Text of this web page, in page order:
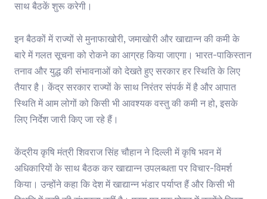
साथ बैठकें शुरू करेगी।
इन बैठकों में राज्यों से मुनाफाखोरी, जमाखोरी और खाद्यान्न की कमी के
बारे में गलत सूचना को रोकने का आग्रह किया जाएगा। भारत-पाकिस्तान
तनाव और युद्ध की संभावनाओं को देखते हुए सरकार हर स्थिति के लिए
तैयार है। केंद्र सरकार राज्यों के साथ निरंतर संपर्क में है और आपात
स्थिति में आम लोगों को किसी भी आवश्यक वस्तु की कमी न हो, इसके
लिए निर्देश जारी किए जा रहे हैं।
केंद्रीय कृषि मंत्री शिवराज सिंह चौहान ने दिल्ली में कृषि भवन में
अधिकारियों के साथ बैठक कर खाद्यान्न उपलब्धता पर विचार-विमर्श
किया। उन्होंने कहा कि देश में खाद्यान्न भंडार पर्याप्त हैं और किसी भी